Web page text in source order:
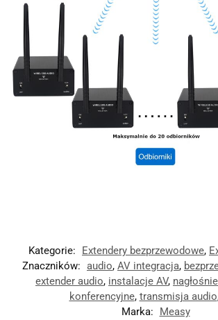
Kategorie: Extendery bezprzewodowe,
Znaczników: audio, AV integracja,
extender audio, instalacje AV,
konferencyjne, transmisja audio
Marka:
Measy